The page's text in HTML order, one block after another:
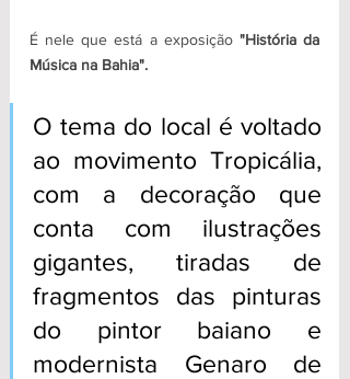
É nele que está a exposição "História da
Música na Bahia".
O tema do local é voltado
ao movimento Tropicália,
com a decoração que
conta com ilustrações
gigantes, tiradas de
fragmentos das pinturas
do pintor baiano e
modernista Genaro de